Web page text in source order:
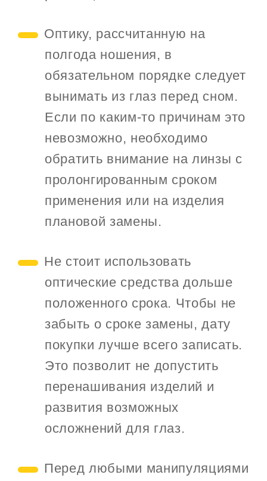
Оптику, рассчитанную на
полгода ношения, в
обязательном порядке следует
вынимать из глаз перед сном.
Если по каким-то причинам это
невозможно, необходимо
обратить внимание на линзы с
пролонгированным сроком
применения или на изделия
плановой замены.
Не стоит использовать
оптические средства дольше
положенного срока. Чтобы не
забыть о сроке замены, дату
покупки лучше всего записать.
Это позволит не допустить
перенашивания изделий и
развития возможных
осложнений для глаз.
Перед любыми манипуляциями